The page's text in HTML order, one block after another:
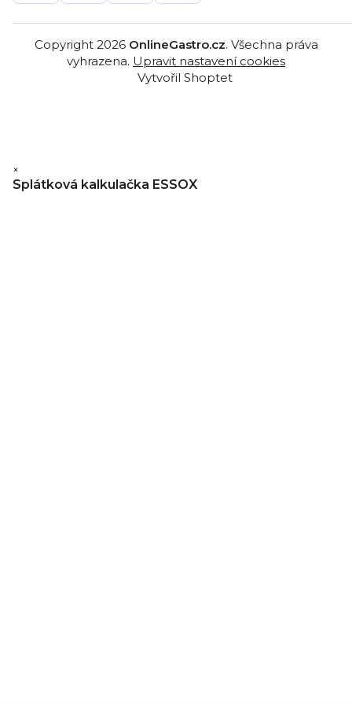
Vytvořil Shoptet
Copyright 2026 OnlineGastro.cz. Všechna práva
vyhrazena. Upravit nastavení cookies
×
Splátková kalkulačka ESSOX